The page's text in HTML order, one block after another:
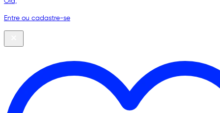
Entre ou cadastre-se